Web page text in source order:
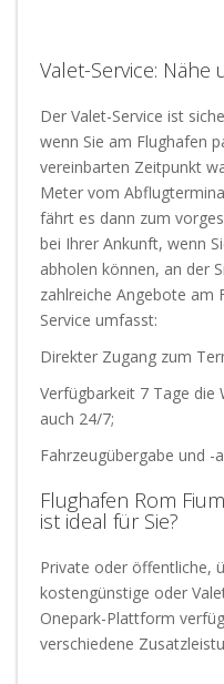
Valet-Service:
Der Valet-Service ist
wenn Sie am Flughafen
vereinbarten Zeitpunkt
Meter vom
fährt es dann zum
bei Ihrer Ankunft, wenn
abholen können, an der
zahlreiche Angebote am
Service umfasst:
Direkter Zugang zum
Verfügbarkeit 7 Tage die
auch 24/7;
Fahrzeugübergabe und -
Flughafen Rom
ist ideal für Sie?
Private oder öffentliche,
kostengünstige oder
Onepark-Plattform
verschiedene